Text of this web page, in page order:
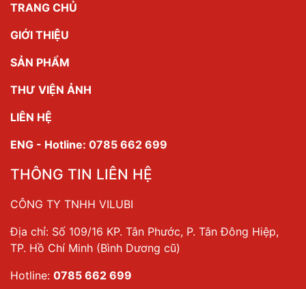
TRANG CHỦ
GIỚI THIỆU
SẢN PHẨM
THƯ VIỆN ẢNH
LIÊN HỆ
ENG - Hotline: 0785 662 699
THÔNG TIN LIÊN HỆ
CÔNG TY TNHH VILUBI
Địa chỉ: Số 109/16 KP. Tân Phước, P. Tân Đông Hiệp,
TP. Hồ Chí Minh (Bình Dương cũ)
Hotline: 0785 662 699